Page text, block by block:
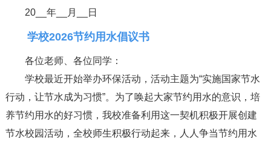
20__年__月__日
学校2026节约用水倡议书
各位老师、各位同学：
学校最近开始举办环保活动，活动主题为“实施国家节水
行动，让节水成为习惯”。为了唤起大家节约用水的意识，培
养节约用水的好习惯，我校准备利用这一契机积极开展创建
节水校园活动，全校师生积极行动起来，人人争当节约用水